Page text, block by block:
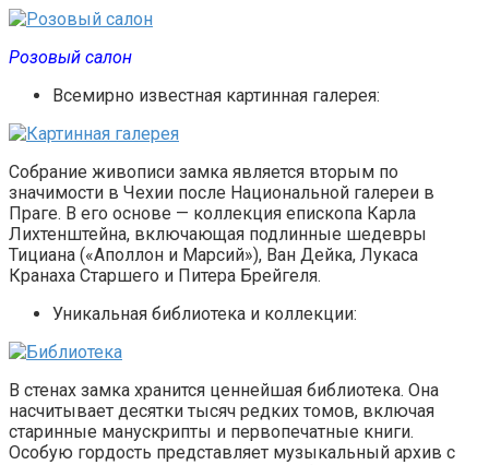
Розовый салон
Всемирно известная картинная галерея:
Собрание живописи замка является вторым по
значимости в Чехии после Национальной галереи в
Праге. В его основе — коллекция епископа Карла
Лихтенштейна, включающая подлинные шедевры
Тициана («Аполлон и Марсий»), Ван Дейка, Лукаса
Кранаха Старшего и Питера Брейгеля.
Уникальная библиотека и коллекции:
В стенах замка хранится ценнейшая библиотека. Она
насчитывает десятки тысяч редких томов, включая
старинные манускрипты и первопечатные книги.
Особую гордость представляет музыкальный архив с